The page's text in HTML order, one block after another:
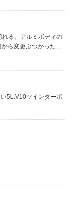
る。アルミボディの
ら変更ぶつかったら
5L.V10ツインターボ